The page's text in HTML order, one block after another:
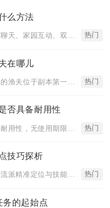
么方法
热门
在哪儿
热门
否具备耐用性
热门
技巧探析
暗黑破坏神死灵法师加点核心在于流派精准定位与技能优先级分配，... 热门
务的起始点